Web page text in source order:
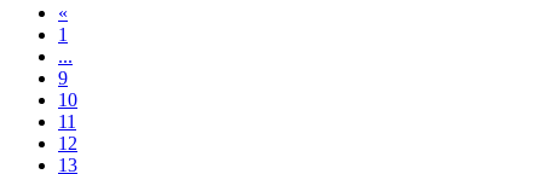
«
1
...
9
10
11
12
13